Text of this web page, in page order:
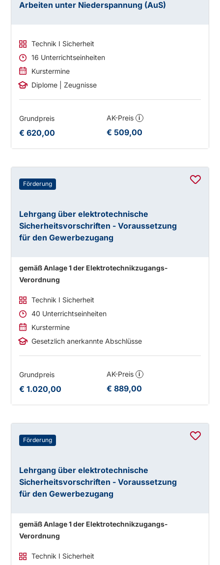
Arbeiten unter Niederspannung (AuS)
Technik I Sicherheit
16 Unterrichtseinheiten
Kurstermine
Diplome | Zeugnisse
Grundpreis
€ 620,00
AK-Preis i
€ 509,00
Förderung
Lehrgang über elektrotechnische
Sicherheitsvorschriften - Voraussetzung
für den Gewerbezugang
gemäß Anlage 1 der Elektrotechnikzugangs-
Verordnung
Technik I Sicherheit
40 Unterrichtseinheiten
Kurstermine
Gesetzlich anerkannte Abschlüsse
Grundpreis
€ 1.020,00
AK-Preis i
€ 889,00
Förderung
Lehrgang über elektrotechnische
Sicherheitsvorschriften - Voraussetzung
für den Gewerbezugang
gemäß Anlage 1 der Elektrotechnikzugangs-
Verordnung
Technik I Sicherheit